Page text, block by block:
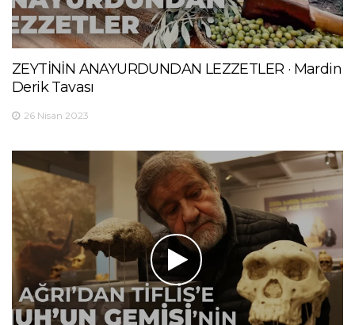
ZEYTİNİN ANAYURDUNDAN LEZZETLER · Mardin
Derik Tavası
26 Nisan 2023